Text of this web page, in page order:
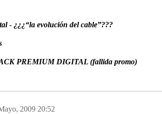
- ¿¿¿“la evolución del cable”???
PREMIUM DIGITAL (fallida promo)
2009 20:52